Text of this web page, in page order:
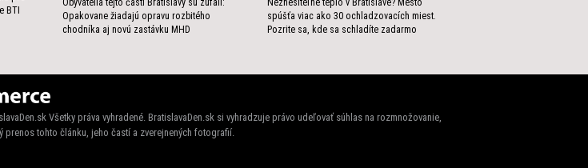
BTI
Obyvatelia tejto časti Bratislavy sú zúfalí:
Opakovane žiadajú opravu rozbitého
chodníka aj novú zastávku MHD
Neznesiteľné teplo v Bratislave? Mesto
spúšťa viac ako 30 ochladzovacích miest.
Pozrite sa, kde sa schladíte zadarmo
Všetky práva vyhradené. BratislavaDen.sk si vyhradzuje právo udeľovať súhlas na rozmnožovanie,
prenos tohto článku, jeho častí a zverejnených fotografií.